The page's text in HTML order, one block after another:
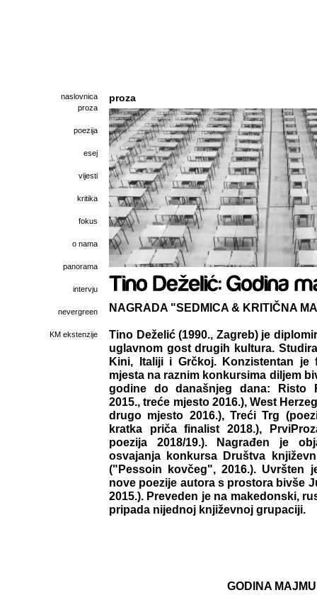
naslovnica
proza
poezija
esej
vijesti
kritika
fokus
o nama
panorama
intervju
nevergreen
KM ekstenzije
proza
NAGRADA "SEDMICA & KRITIČNA
Tino Deželić (1990., Zagreb) je
uglavnom gost drugih kultura.
Kini, Italiji i Grčkoj. Konzistentan
mjesta na raznim konkursima diljem
godine do današnjeg dana: Risto
2015., treće mjesto 2016.), West
drugo mjesto 2016.), Treći Trg
kratka priča finalist 2018.),
poezija 2018/19.). Nagrađen je
osvajanja konkursa Društva
("Pessoin kovčeg", 2016.). Uvršten
nove poezije autora s prostora bivše
2015.). Preveden je na makedonski,
pripada nijednoj književnoj grupaciji.
GODINA